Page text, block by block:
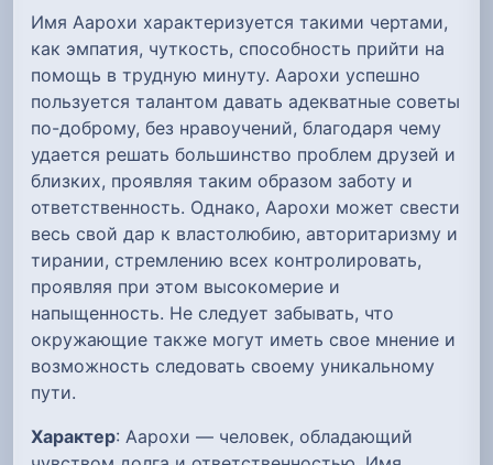
Имя Аарохи характеризуется такими чертами,
как эмпатия, чуткость, способность прийти на
помощь в трудную минуту. Аарохи успешно
пользуется талантом давать адекватные советы
по-доброму, без нравоучений, благодаря чему
удается решать большинство проблем друзей и
близких, проявляя таким образом заботу и
ответственность. Однако, Аарохи может свести
весь свой дар к властолюбию, авторитаризму и
тирании, стремлению всех контролировать,
проявляя при этом высокомерие и
напыщенность. Не следует забывать, что
окружающие также могут иметь свое мнение и
возможность следовать своему уникальному
пути.
Характер: Аарохи — человек, обладающий